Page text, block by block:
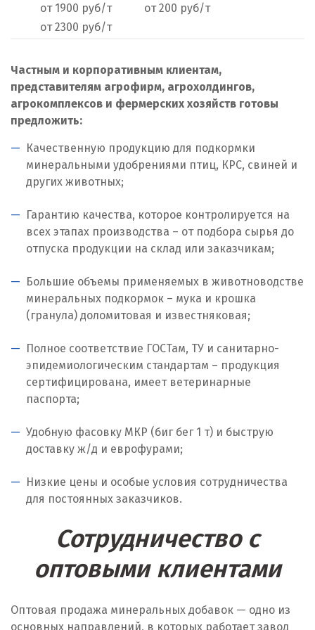
Нижний Тагил
Новокоалиновый
Новокузнецк
Новосибирск
Новоуткинск
Новый Уренгой
Ногинск
Ноябрьск
Нягань
О
Омск
Оренбург
Орехово-Зуево
П
от 1900 руб/т
от 200 руб/т
от 2300 руб/т
Частным и корпоративным клиентам,
представителям агрофирм, агрохолдингов,
агрокомплексов и фермерских хозяйств готовы
предложить:
Качественную продукцию для подкормки
минеральными удобрениями птиц, КРС, свиней и
других животных;
Гарантию качества, которое контролируется на
всех этапах производства – от подбора сырья до
отпуска продукции на склад или заказчикам;
Большие объемы применяемых в животноводстве
минеральных подкормок – мука и крошка
(гранула) доломитовая и известняковая;
Полное соответствие ГОСТам, ТУ и санитарно-
эпидемиологическим стандартам – продукция
сертифицирована, имеет ветеринарные
паспорта;
Удобную фасовку МКР (биг бег 1 т) и быструю
доставку ж/д и еврофурами;
Низкие цены и особые условия сотрудничества
для постоянных заказчиков.
Сотрудничество с
оптовыми клиентами
Оптовая продажа минеральных добавок — одно из
основных направлений, в которых работает завод